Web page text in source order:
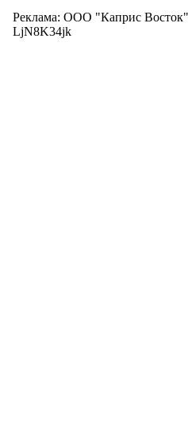
Реклама: ООО "Каприс
LjN8K34jk